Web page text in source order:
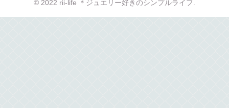
© 2022 rii-life ＊ジュエリー好きのシンプルライフ.